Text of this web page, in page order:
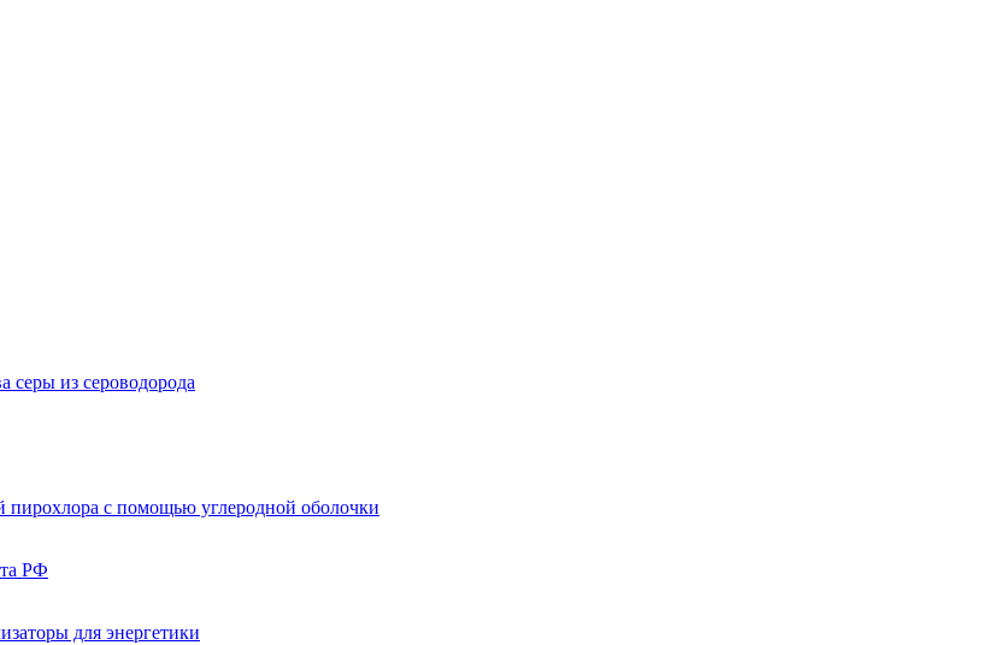
из сероводорода
пирохлора с помощью углеродной оболочки
РФ
для энергетики